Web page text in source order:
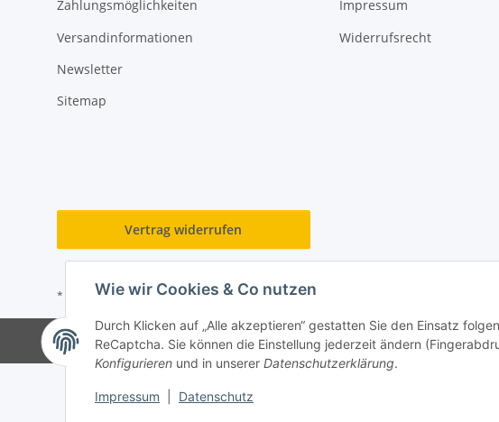
Wie wir Cookies & Co nutzen
Durch Klicken auf „Alle akzeptieren“ gestatten Sie den Einsatz
ReCaptcha. Sie können die Einstellung jederzeit ändern
Konfigurieren und in unserer Datenschutzerklärung.
Impressum Datenschutz
Zahlungsmöglichkeiten
Versandinformationen
Newsletter
Sitemap
Impressum
Widerrufsrecht
Vertrag widerrufen
* Alle Preise inkl. gesetzlicher USt., zzgl. Versand